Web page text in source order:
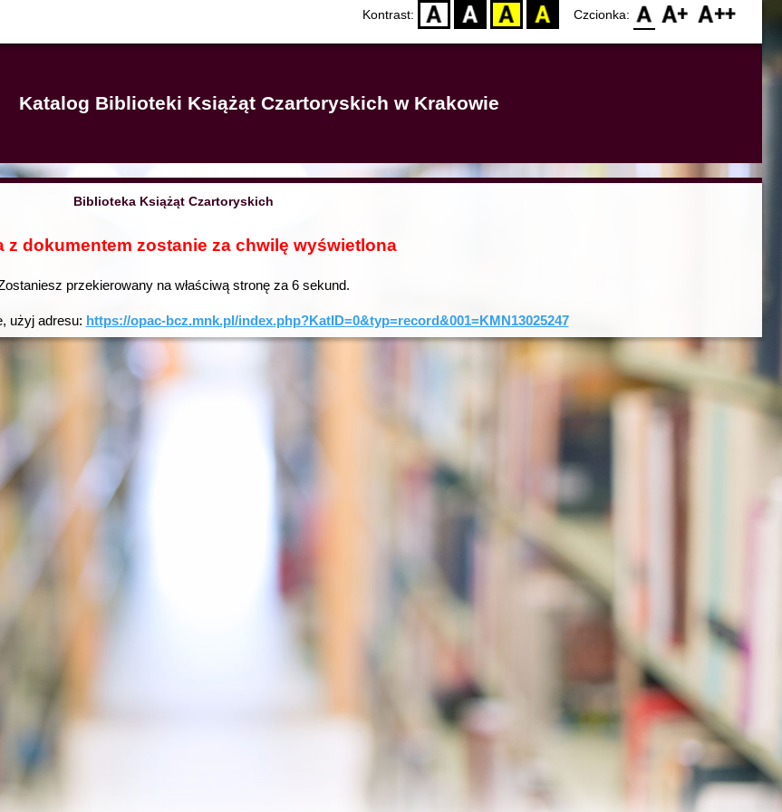
Kontrast: D BW YB BY Czcionka: F0 F1 F2
Katalog Biblioteki Książąt Czartoryskich w Krakowie
Biblioteka Książąt Czartoryskich
z dokumentem zostanie za chwilę wyświetlona
przekierowany na właściwą stronę za 6sekund.
użyj adresu: https://opac-bcz.mnk.pl/index.php?KatID=0&typ=record&001=KMN13025247